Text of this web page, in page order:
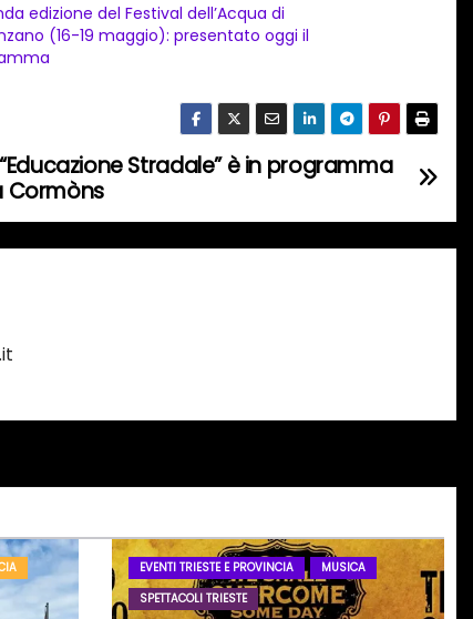
edizione del Festival dell’Acqua di
(16-19 maggio): presentato oggi il
Stradale” è in programma
Cormòns
EVENTI TRIESTE E PROVINCIA
MUSICA
SPETTACOLI TRIESTE